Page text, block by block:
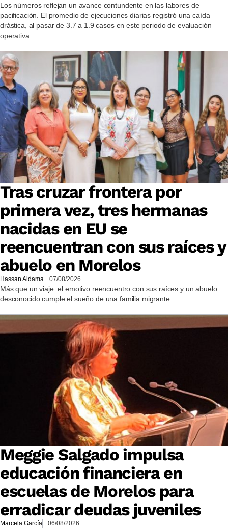
Los números reflejan un avance contundente en las labores de
pacificación. El promedio de ejecuciones diarias registró una caída
drástica, al pasar de 3.7 a 1.9 casos en este periodo de evaluación
operativa.
Tras cruzar frontera por
primera vez, tres hermanas
nacidas en EU se
reencuentran con sus raíces y
abuelo en Morelos
Hassan Aldama 07/08/2026
Más que un viaje: el emotivo reencuentro con sus raíces y un abuelo
desconocido cumple el sueño de una familia migrante
Meggie Salgado impulsa
educación financiera en
escuelas de Morelos para
erradicar deudas juveniles
Marcela García 06/08/2026